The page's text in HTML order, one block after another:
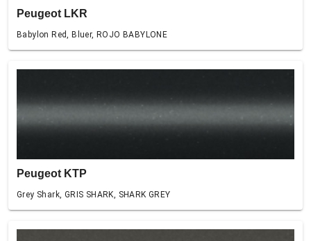
Peugeot LKR
Babylon Red, Bluer, ROJO BABYLONE
Peugeot KTP
Grey Shark, GRIS SHARK, SHARK GREY